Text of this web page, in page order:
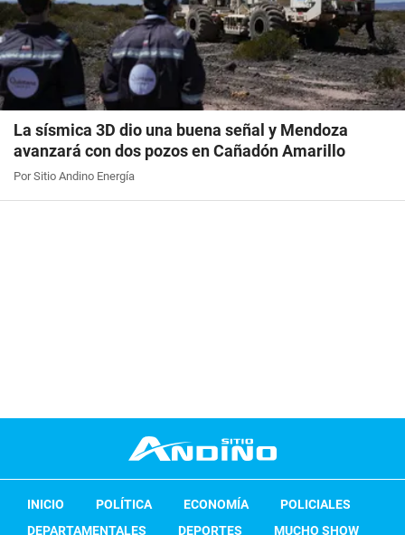
La sísmica 3D dio una buena señal y Mendoza
avanzará con dos pozos en Cañadón Amarillo
Por Sitio Andino Energía
INICIO POLÍTICA ECONOMÍA
POLICIALES
DEPARTAMENTALES
DEPORTES MUCHO SHOW